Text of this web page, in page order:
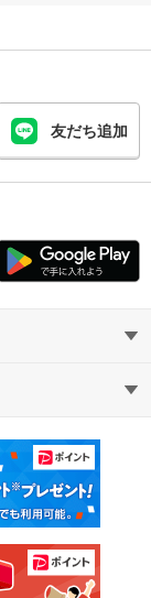
友だち追加
ン
いの先生